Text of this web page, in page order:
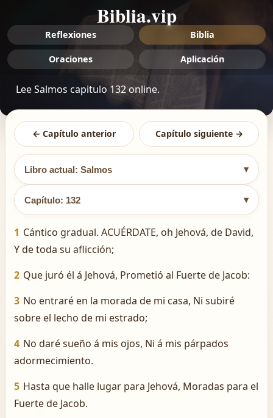
Biblia.vip
Reflexiones Biblia
Oraciones Aplicación
Lee Salmos capitulo 132 online.
← Capítulo anterior Capítulo siguiente →
Libro actual: Salmos ▾
Capítulo: 132 ▾
1 Cántico gradual. ACUÉRDATE, oh Jehová, de David,
Y de toda su aflicción;
2 Que juró él á Jehová, Prometió al Fuerte de Jacob:
3 No entraré en la morada de mi casa, Ni subiré
sobre el lecho de mi estrado;
4 No daré sueño á mis ojos, Ni á mis párpados
adormecimiento.
5 Hasta que halle lugar para Jehová, Moradas para el
Fuerte de Jacob.